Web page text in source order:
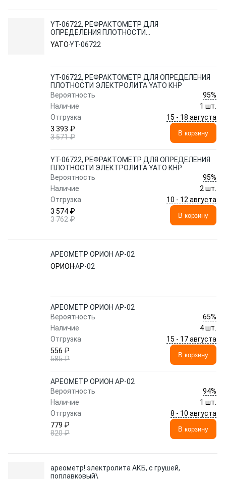
YT-06722, РЕФРАКТОМЕТР ДЛЯ
ОПРЕДЕЛЕНИЯ ПЛОТНОСТИ
ЭЛЕКТРОЛИТА YATO КНР
YATOYT-06722
YT-06722, РЕФРАКТОМЕТР ДЛЯ ОПРЕДЕЛЕНИЯ
ПЛОТНОСТИ ЭЛЕКТРОЛИТА YATO КНР
Вероятность
95%
Наличие
1 шт.
Отгрузка
15 - 18 августа
3 393 ₽
3 571 ₽
В корзину
YT-06722, РЕФРАКТОМЕТР ДЛЯ ОПРЕДЕЛЕНИЯ
ПЛОТНОСТИ ЭЛЕКТРОЛИТА YATO КНР
Вероятность
95%
Наличие
2 шт.
Отгрузка
10 - 12 августа
3 574 ₽
3 762 ₽
В корзину
АРЕОМЕТР ОРИОН АР-02
ОРИОН АР-02
АРЕОМЕТР ОРИОН АР-02
Вероятность
65%
Наличие
4 шт.
Отгрузка
15 - 17 августа
556 ₽
585 ₽
В корзину
АРЕОМЕТР ОРИОН АР-02
Вероятность
94%
Наличие
1 шт.
Отгрузка
8 - 10 августа
779 ₽
820 ₽
В корзину
ареометр! электролита АКБ, с грушей,
поплавковый\